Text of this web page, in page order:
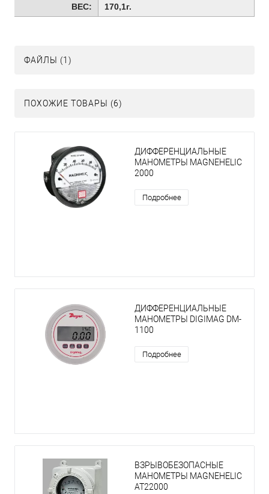
ВЕС: 170,1г.
ФАЙЛЫ (1)
ПОХОЖИЕ ТОВАРЫ (6)
ДИФФЕРЕНЦИАЛЬНЫЕ
МАНОМЕТРЫ MAGNEHELIC
2000
Подробнее
ДИФФЕРЕНЦИАЛЬНЫЕ
МАНОМЕТРЫ DIGIMAG DM-
1100
Подробнее
ВЗРЫВОБЕЗОПАСНЫЕ
МАНОМЕТРЫ MAGNEHELIC
AT22000